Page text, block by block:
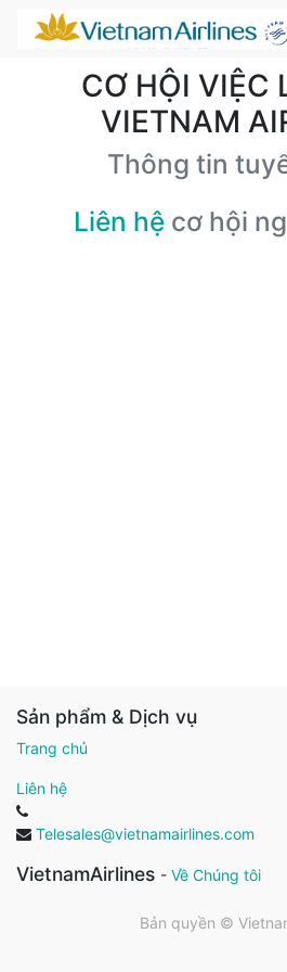
CƠ HỘI VIỆC
VIETNAM
Thông tin
Liên hệ cơ hội
Sản phẩm & Dịch vụ
Trang chủ
Liên hệ
Telesales@vietnamairlines.com
VietnamAirlines - Về Chúng tôi
Bản quyền ©